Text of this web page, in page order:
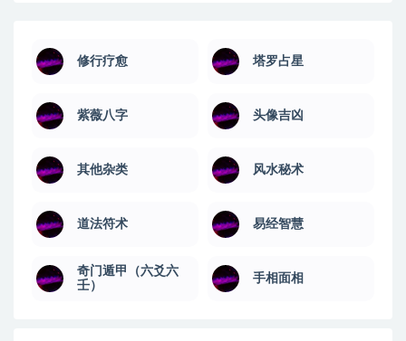
修行疗愈 塔罗占星
紫薇八字 头像吉凶
其他杂类 风水秘术
道法符术 易经智慧
奇门遁甲（六爻六
壬）
手相面相